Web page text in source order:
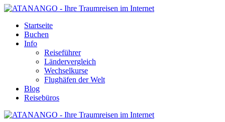
Startseite
Buchen
Info
Reiseführer
Ländervergleich
Wechselkurse
Flughäfen der Welt
Blog
Reisebüros